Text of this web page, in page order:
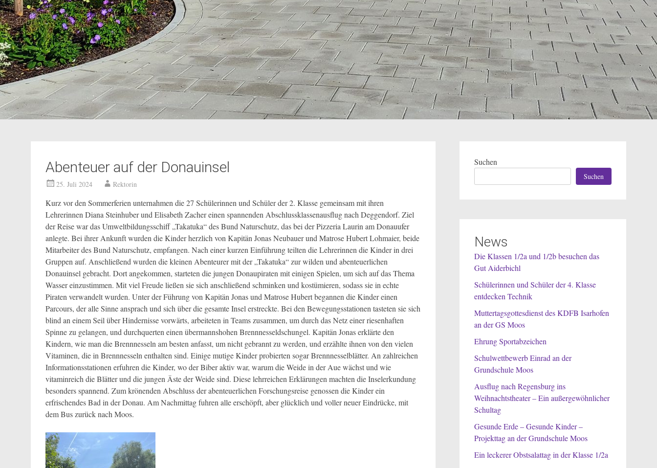
Abenteuer auf der Donauinsel
25. Juli 2024 Rektorin
Kurz vor den Sommerferien unternahmen die 27 Schülerinnen und Schüler der 2. Klasse gemeinsam mit ihren
Lehrerinnen Diana Steinhuber und Elisabeth Zacher einen spannenden Abschlussklassenausflug nach Deggendorf. Ziel
der Reise war das Umweltbildungsschiff „Takatuka“ des Bund Naturschutz, das bei der Pizzeria Laurin am Donauufer
anlegte. Bei ihrer Ankunft wurden die Kinder herzlich von Kapitän Jonas Neubauer und Matrose Hubert Lohmaier, beide
Mitarbeiter des Bund Naturschutz, empfangen. Nach einer kurzen Einführung teilten die Lehrerinnen die Kinder in drei
Gruppen auf. Anschließend wurden die kleinen Abenteurer mit der „Takatuka“ zur wilden und abenteuerlichen
Donauinsel gebracht. Dort angekommen, starteten die jungen Donaupiraten mit einigen Spielen, um sich auf das Thema
Wasser einzustimmen. Mit viel Freude ließen sie sich anschließend schminken und kostümieren, sodass sie in echte
Piraten verwandelt wurden. Unter der Führung von Kapitän Jonas und Matrose Hubert begannen die Kinder einen
Parcours, der alle Sinne ansprach und sich über die gesamte Insel erstreckte. Bei den Bewegungsstationen tasteten sie sich
blind an einem Seil über Hindernisse vorwärts, arbeiteten in Teams zusammen, um durch das Netz einer riesenhaften
Spinne zu gelangen, und durchquerten einen übermannshohen Brennnesseldschungel. Kapitän Jonas erklärte den
Kindern, wie man die Brennnesseln am besten anfasst, um nicht gebrannt zu werden, und erzählte ihnen von den vielen
Vitaminen, die in Brennnesseln enthalten sind. Einige mutige Kinder probierten sogar Brennnesselblätter. An zahlreichen
Informationsstationen erfuhren die Kinder, wo der Biber aktiv war, warum die Weide in der Aue wächst und wie
vitaminreich die Blätter und die jungen Äste der Weide sind. Diese lehrreichen Erklärungen machten die Inselerkundung
besonders spannend. Zum krönenden Abschluss der abenteuerlichen Forschungsreise genossen die Kinder ein
erfrischendes Bad in der Donau. Am Nachmittag fuhren alle erschöpft, aber glücklich und voller neuer Eindrücke, mit
dem Bus zurück nach Moos.
Suchen
Suchen
News
Die Klassen 1/2a und 1/2b besuchen das
Gut Aiderbichl
Schülerinnen und Schüler der 4. Klasse
entdecken Technik
Muttertagsgottesdienst des KDFB Isarhofen
an der GS Moos
Ehrung Sportabzeichen
Schulwettbewerb Einrad an der
Grundschule Moos
Ausflug nach Regensburg ins
Weihnachtstheater – Ein außergewöhnlicher
Schultag
Gesunde Erde – Gesunde Kinder –
Projekttag an der Grundschule Moos
Ein leckerer Obstsalattag in der Klasse 1/2a